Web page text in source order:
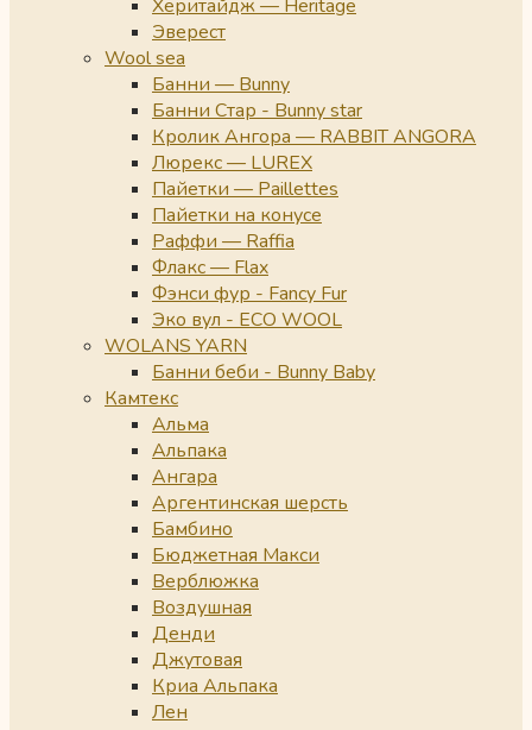
Херитайдж — Heritage
Эверест
Wool sea
Банни — Bunny
Банни Стар - Bunny star
Кролик Ангора — RABBIT ANGORA
Люрекс — LUREX
Пайетки — Paillettes
Пайетки на конусе
Раффи — Raffia
Флакс — Flax
Фэнси фур - Fancy Fur
Эко вул - ECO WOOL
WOLANS YARN
Банни беби - Bunny Baby
Камтекс
Альма
Альпака
Ангара
Аргентинская шерсть
Бамбино
Бюджетная Макси
Верблюжка
Воздушная
Денди
Джутовая
Криа Альпака
Лен